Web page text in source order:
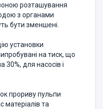
розташування
з органами
бути зменшені.
установки
на тиск, що
для насосів і
прориву пульпи
матеріалів та